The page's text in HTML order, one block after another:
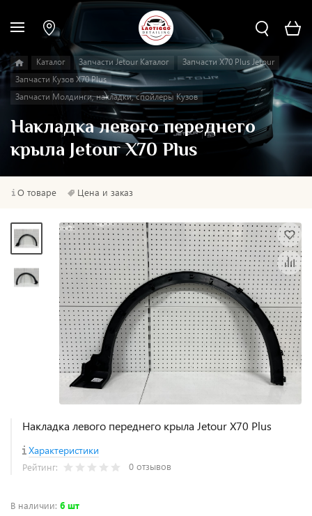
Каталог Запчасти Jetour Каталог
Запчасти X70 Plus Jetour
Запчасти Кузов X70 Plus
Запчасти Молдинги, накладки, спойлеры Кузов
Накладка левого переднего
крыла Jetour X70 Plus
О товаре Цена и заказ
Накладка левого переднего крыла Jetour X70 Plus
Характеристики
Рейтинг: 0 отзывов
В наличии: 6 шт